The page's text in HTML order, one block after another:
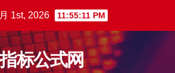
1st, 2026 11:55:12 PM
指标公式网